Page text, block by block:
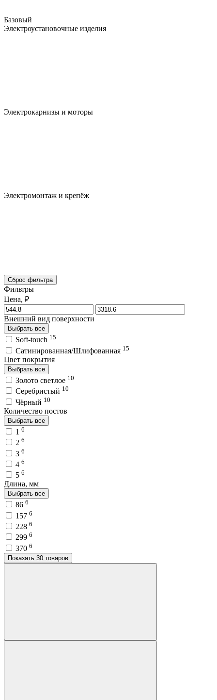
Базовый
Электроустановочные изделия
Электрокарнизы и моторы
Электромонтаж и крепёж
Сброс фильтра
Фильтры
Цена, ₽
Внешний вид поверхности
Выбрать все
Soft-touch 15
Сатинированная/Шлифованная 15
Цвет покрытия
Выбрать все
Золото светлое 10
Серебристый 10
Чёрный 10
Количество постов
Выбрать все
1 6
2 6
3 6
4 6
5 6
Длина, мм
Выбрать все
86 6
157 6
228 6
299 6
370 6
Показать 30 товаров